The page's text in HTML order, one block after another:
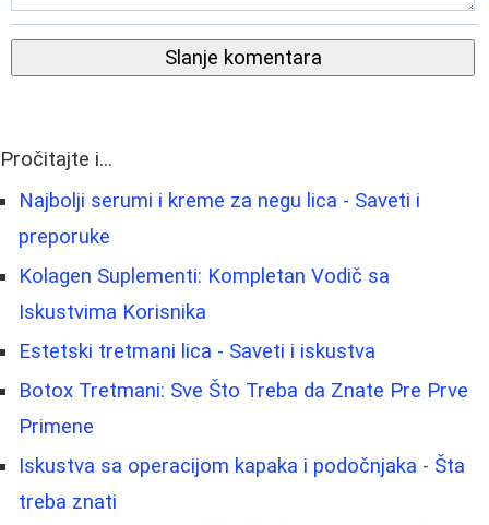
Slanje komentara
Pročitajte i...
Najbolji serumi i kreme za negu lica - Saveti i
preporuke
Kolagen Suplementi: Kompletan Vodič sa
Iskustvima Korisnika
Estetski tretmani lica - Saveti i iskustva
Botox Tretmani: Sve Što Treba da Znate Pre Prve
Primene
Iskustva sa operacijom kapaka i podočnjaka - Šta
treba znati